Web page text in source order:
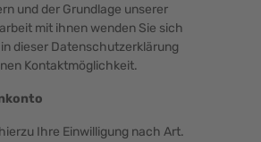
und der Grundlage unserer
mit ihnen wenden Sie sich
dieser Datenschutzerklärung
Kontaktmöglichkeit.
Ihre Einwilligung nach Art.